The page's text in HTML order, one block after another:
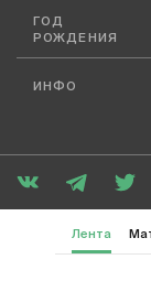
ГОД
РОЖДЕНИЯ
ИНФО
Лента